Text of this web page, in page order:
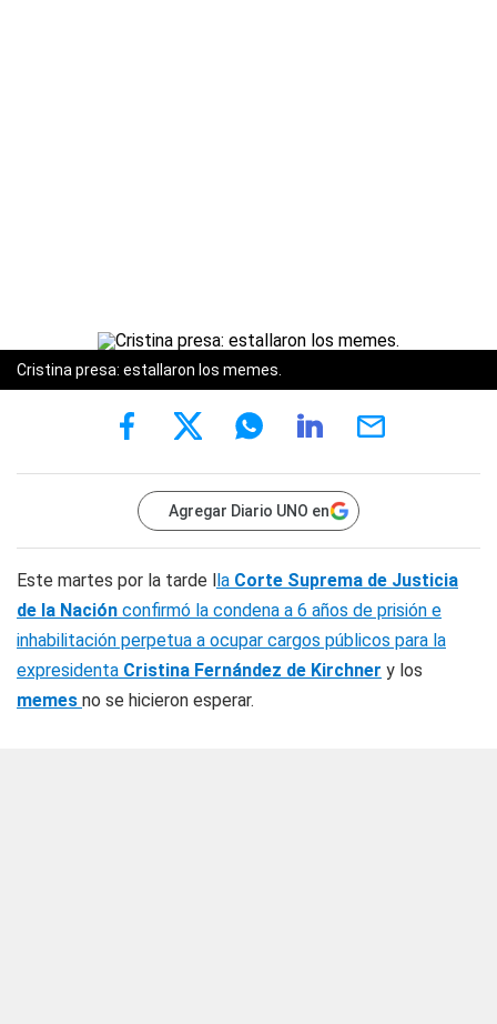
Cristina presa: estallaron los memes.
Agregar Diario UNO en
Este martes por la tarde lla Corte Suprema de Justicia
de la Nación confirmó la condena a 6 años de prisión e
inhabilitación perpetua a ocupar cargos públicos para la
expresidenta Cristina Fernández de Kirchner y los
memes no se hicieron esperar.